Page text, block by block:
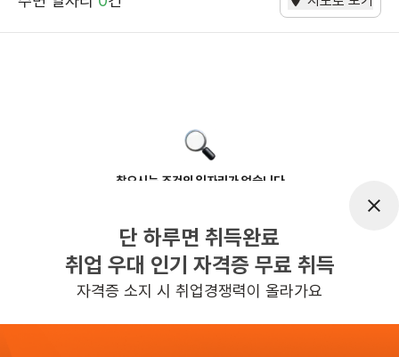
찾으시는 조건의 일자리가 없습니다
반경 3KM 이내의 일자리 확인하기
단 하루면 취득완료
취업 우대 인기 자격증 무료 취득
자격증 소지 시 취업경쟁력이 올라가요